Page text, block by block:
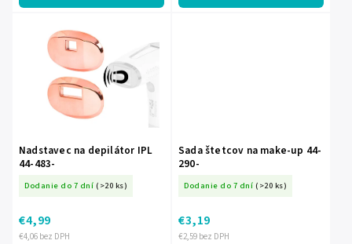
Nadstavec na depilátor IPL
44-483-
Dodanie do 7 dní (>20 ks)
€4,06 bez DPH
€4,99
Sada štetcov na make-up 44-
290-
Dodanie do 7 dní (>20 ks)
€2,59 bez DPH
€3,19